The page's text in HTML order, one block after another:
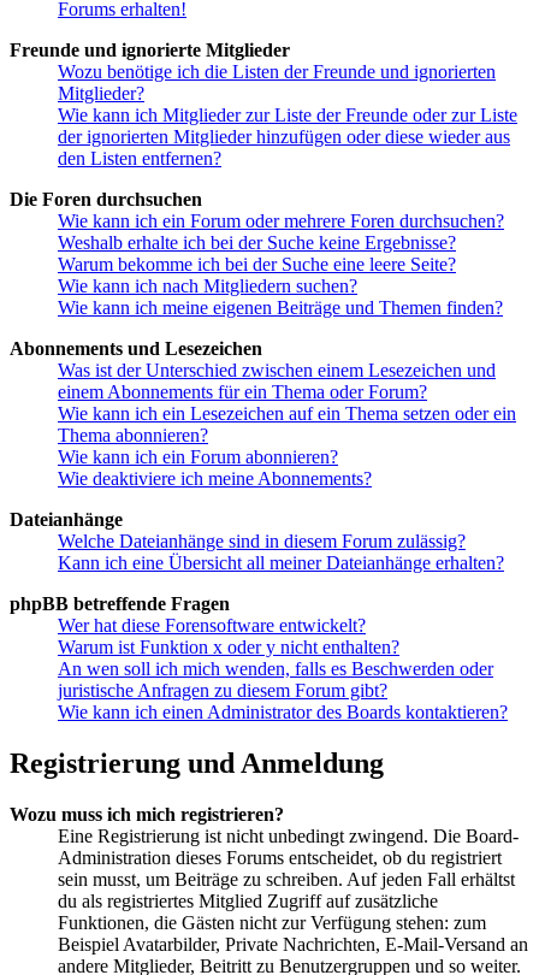
Forums erhalten!
Freunde und ignorierte Mitglieder
Wozu benötige ich die Listen der Freunde und ignorierten
Mitglieder?
Wie kann ich Mitglieder zur Liste der Freunde oder zur Liste
der ignorierten Mitglieder hinzufügen oder diese wieder aus
den Listen entfernen?
Die Foren durchsuchen
Wie kann ich ein Forum oder mehrere Foren durchsuchen?
Weshalb erhalte ich bei der Suche keine Ergebnisse?
Warum bekomme ich bei der Suche eine leere Seite?
Wie kann ich nach Mitgliedern suchen?
Wie kann ich meine eigenen Beiträge und Themen finden?
Abonnements und Lesezeichen
Was ist der Unterschied zwischen einem Lesezeichen und
einem Abonnements für ein Thema oder Forum?
Wie kann ich ein Lesezeichen auf ein Thema setzen oder ein
Thema abonnieren?
Wie kann ich ein Forum abonnieren?
Wie deaktiviere ich meine Abonnements?
Dateianhänge
Welche Dateianhänge sind in diesem Forum zulässig?
Kann ich eine Übersicht all meiner Dateianhänge erhalten?
phpBB betreffende Fragen
Wer hat diese Forensoftware entwickelt?
Warum ist Funktion x oder y nicht enthalten?
An wen soll ich mich wenden, falls es Beschwerden oder
juristische Anfragen zu diesem Forum gibt?
Wie kann ich einen Administrator des Boards kontaktieren?
Registrierung und Anmeldung
Wozu muss ich mich registrieren?
Eine Registrierung ist nicht unbedingt zwingend. Die Board-
Administration dieses Forums entscheidet, ob du registriert
sein musst, um Beiträge zu schreiben. Auf jeden Fall erhältst
du als registriertes Mitglied Zugriff auf zusätzliche
Funktionen, die Gästen nicht zur Verfügung stehen: zum
Beispiel Avatarbilder, Private Nachrichten, E-Mail-Versand an
andere Mitglieder, Beitritt zu Benutzergruppen und so weiter.